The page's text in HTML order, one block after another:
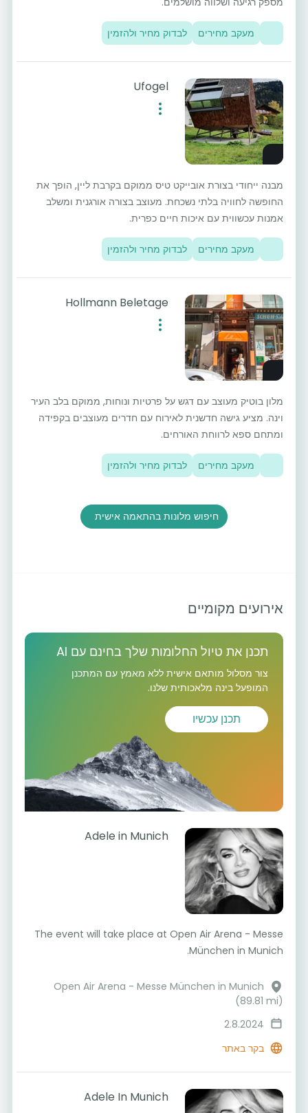
מעקב מחירים לבדוק מחיר ולהזמין
Ufogel
מבנה ייחודי בצורת אובייקט טיס ממוקם בקרבת ליין, הופך את
החופשה לחוויה בלתי נשכחת. מעוצב בצורה אורגנית ומשלב
אמנות עכשווית עם איכות חיים כפרית.
מעקב מחירים לבדוק מחיר ולהזמין
Hollmann Beletage
מלון בוטיק מעוצב עם דגש על פרטיות ונוחות, ממוקם בלב העיר
וינה. מציע גישה חדשנית לאירוח עם חדרים מעוצבים בקפידה
ומתחם ספא לרווחת האורחים.
מעקב מחירים לבדוק מחיר ולהזמין
חיפוש מלונות בהתאמה אישית
אירועים מקומיים
תכנן את טיול החלומות שלך בחינם עם AI
צור מסלול מותאם אישית ללא מאמץ עם המתכנן
המופעל בינה מלאכותית שלנו.
תכנן עכשיו
Adele in Munich
The event will take place at Open Air Arena - Messe
München in Munich.
Open Air Arena - Messe München in Munich
(89.81 mi)
2.8.2024
בקר באתר
Adele In Munich